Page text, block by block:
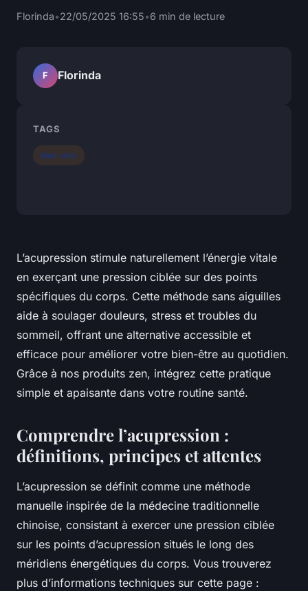
Florinda•22/05/2025 16:55•6 min de lecture
L’acupression stimule naturellement l’énergie vitale
en exerçant une pression ciblée sur des points
spécifiques du corps. Cette méthode sans aiguilles
aide à soulager douleurs, stress et troubles du
sommeil, offrant une alternative accessible et
efficace pour améliorer votre bien-être au quotidien.
Grâce à nos produits zen, intégrez cette pratique
simple et apaisante dans votre routine santé.
Comprendre l’acupression :
définitions, principes et attentes
L’acupression se définit comme une méthode
manuelle inspirée de la médecine traditionnelle
chinoise, consistant à exercer une pression ciblée
sur les points d’acupression situés le long des
méridiens énergétiques du corps. Vous trouverez
plus d’informations techniques sur cette page :
F Florinda
TAGS
bien-etre